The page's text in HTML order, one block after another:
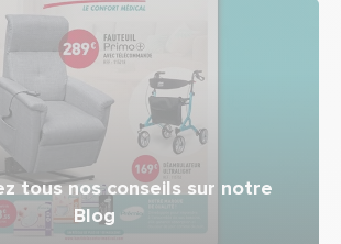
tous nos conseils sur notre
Blog